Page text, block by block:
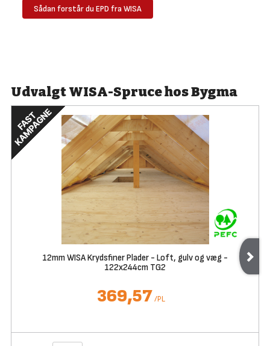
Sådan forstår du EPD fra WISA
Udvalgt WISA-Spruce hos Bygma
12mm WISA Krydsfiner Plader - Loft, gulv og væg -
122x244cm TG2
369,57/PL